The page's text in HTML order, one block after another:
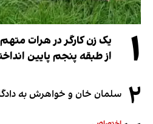
۱
یک زن کارگر در هرات
از طبقه پنجم پایین
۲ سلمان خان و خواهرش به